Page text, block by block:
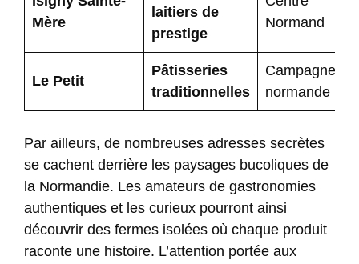
Mère
laitiers de
prestige
Normand
Le Petit
Pâtisseries
traditionnelles
Campagne
normande
Par ailleurs, de nombreuses adresses secrètes
se cachent derrière les paysages bucoliques de
la Normandie. Les amateurs de gastronomies
authentiques et les curieux pourront ainsi
découvrir des fermes isolées où chaque produit
raconte une histoire. L’attention portée aux